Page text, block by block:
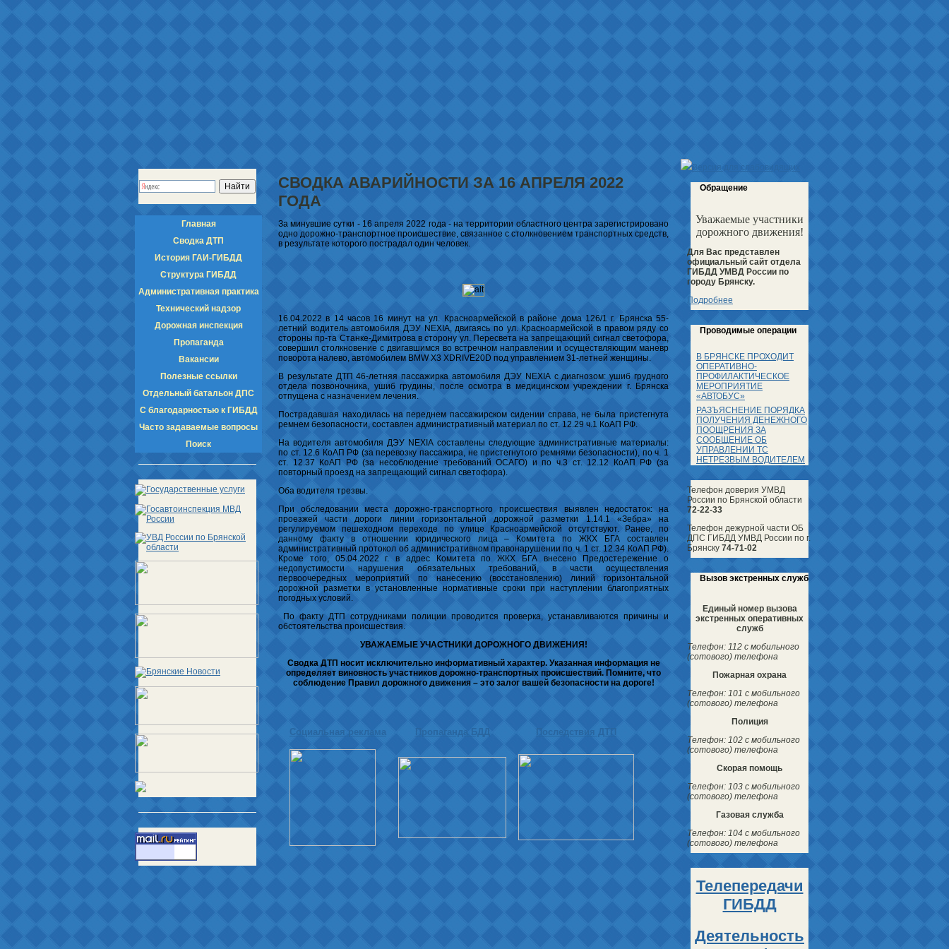
Версия для слабовидящих
Главная
Сводка ДТП
История ГАИ-ГИБДД
Структура ГИБДД
Административная практика
Технический надзор
Дорожная инспекция
Пропаганда
Вакансии
Полезные ссылки
Отдельный батальон ДПС
С благодарностью к ГИБДД
Часто задаваемые вопросы
Поиск
СВОДКА АВАРИЙНОСТИ ЗА 16 АПРЕЛЯ 2022
ГОДА
За минувшие сутки - 16 апреля 2022 года - на территории областного центра зарегистрировано
одно дорожно-транспортное происшествие, связанное с столкновением транспортных средств,
в результате которого пострадал один человек.
16.04.2022 в 14 часов 16 минут на ул. Красноармейской в районе дома 126/1 г. Брянска 55-
летний водитель автомобиля ДЭУ NЕХIА, двигаясь по ул. Красноармейской в правом ряду со
стороны пр-та Станке-Димитрова в сторону ул. Пересвета на запрещающий сигнал светофора,
совершил столкновение с двигавшимся во встречном направлении и осуществляющим маневр
поворота налево, автомобилем BMW X3 XDRIVE20D под управлением 31-летней женщины.
В результате ДТП 46-летняя пассажирка автомобиля ДЭУ NЕХIА с диагнозом: ушиб грудного
отдела позвоночника, ушиб грудины, после осмотра в медицинском учреждении г. Брянска
отпущена с назначением лечения.
Пострадавшая находилась на переднем пассажирском сидении справа, не была пристегнута
ремнем безопасности, составлен административный материал по ст. 12.29 ч.1 КоАП РФ.
На водителя автомобиля ДЭУ NЕХIА составлены следующие административные материалы:
по ст. 12.6 КоАП РФ (за перевозку пассажира, не пристегнутого ремнями безопасности), по ч. 1
ст. 12.37 КоАП РФ (за несоблюдение требований ОСАГО) и по ч.3 ст. 12.12 КоАП РФ (за
повторный проезд на запрещающий сигнал светофора).
Оба водителя трезвы.
При обследовании места дорожно-транспортного происшествия выявлен недостаток: на
проезжей части дороги линии горизонтальной дорожной разметки 1.14.1 «Зебра» на
регулируемом пешеходном переходе по улице Красноармейской отсутствуют. Ранее, по
данному факту в отношении юридического лица – Комитета по ЖКХ БГА составлен
административный протокол об административном правонарушении по ч. 1 ст. 12.34 КоАП РФ).
Кроме того, 05.04.2022 г. в адрес Комитета по ЖКХ БГА внесено Предостережение о
недопустимости нарушения обязательных требований, в части осуществления
первоочередных мероприятий по нанесению (восстановлению) линий горизонтальной
дорожной разметки в установленные нормативные сроки при наступлении благоприятных
погодных условий.
По факту ДТП сотрудниками полиции проводится проверка, устанавливаются причины и
обстоятельства происшествия.
УВАЖАЕМЫЕ УЧАСТНИКИ ДОРОЖНОГО ДВИЖЕНИЯ!
Сводка ДТП носит исключительно информативный характер. Указанная информация не
определяет виновность участников дорожно-транспортных происшествий. Помните, что
соблюдение Правил дорожного движения – это залог вашей безопасности на дороге!
Социальная реклама Пропаганда БДД Последствия ДТП
Обращение
Уважаемые участники
дорожного движения!
Для Вас представлен
официальный сайт отдела
ГИБДД УМВД России по
городу Брянску.
Подробнее
Проводимые операции
В БРЯНСКЕ ПРОХОДИТ
ОПЕРАТИВНО-
ПРОФИЛАКТИЧЕСКОЕ
МЕРОПРИЯТИЕ
«АВТОБУС»
РАЗЪЯСНЕНИЕ ПОРЯДКА
ПОЛУЧЕНИЯ ДЕНЕЖНОГО
ПООЩРЕНИЯ ЗА
СООБЩЕНИЕ ОБ
УПРАВЛЕНИИ ТС
НЕТРЕЗВЫМ ВОДИТЕЛЕМ
Телефон доверия УМВД
России по Брянской области
72-22-33
Телефон дежурной части ОБ
ДПС ГИБДД УМВД России по г.
Брянску 74-71-02
Вызов экстренных служб
Единый номер вызова
экстренных оперативных
служб
Телефон: 112 с мобильного
(сотового) телефона
Пожарная охрана
Телефон: 101 с мобильного
(сотового) телефона
Полиция
Телефон: 102 с мобильного
(сотового) телефона
Скорая помощь
Телефон: 103 с мобильного
(сотового) телефона
Газовая служба
Телефон: 104 с мобильного
(сотового) телефона
Телепередачи
ГИБДД
Деятельность